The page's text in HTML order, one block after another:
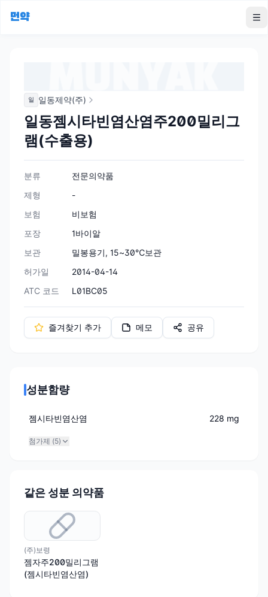
먼약
일 일동제약(주)
일동젬시타빈염산염주200밀리그
램(수출용)
분류
전문의약품
제형
-
보험
비보험
포장
1바이알
보관
밀봉용기, 15~30℃보관
허가일
2014-04-14
ATC 코드
L01BC05
즐겨찾기 추가 메모 공유
성분함량
젬시타빈염산염 228 mg
첨가제 (5)
같은 성분 의약품
(주)보령
젬자주200밀리그램
(젬시타빈염산염)